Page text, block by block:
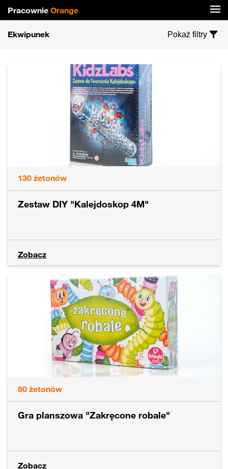
Pracownie Orange
Ekwipunek Pokaż filtry
130 żetonów
Zestaw DIY "Kalejdoskop 4M"
Zobacz
80 żetonów
Gra planszowa "Zakręcone robale"
Zobacz